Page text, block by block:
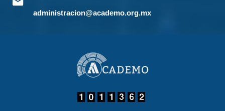
administracion@academo.org.mx